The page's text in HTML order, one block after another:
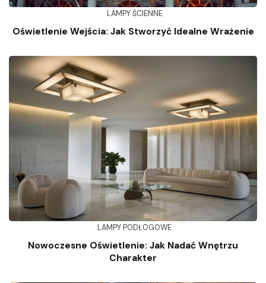
LAMPY ŚCIENNE
Oświetlenie Wejścia: Jak Stworzyć Idealne Wrażenie
LAMPY PODŁOGOWE
Nowoczesne Oświetlenie: Jak Nadać Wnętrzu
Charakter